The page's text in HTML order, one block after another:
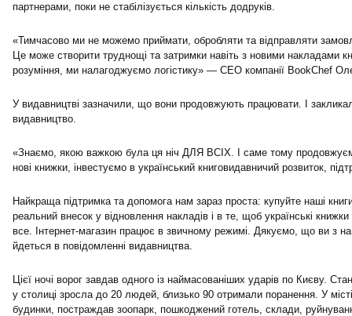
партнерами, поки не стабілізується кількість додруків.
«Тимчасово ми не можемо приймати, обробляти та відправляти
Це може створити труднощі та затримки навіть з новими накладами
розуміння, ми налагоджуємо логістику» — CEO компанії BookChef
У видавництві зазначили, що вони продовжують працювати. І
видавництво.
«Знаємо, якою важкою була ця ніч ДЛЯ ВСІХ. І саме тому
нові книжки, інвестуємо в український книговидавничий розвиток,
Найкраща підтримка та допомога нам зараз проста: купуйте наші
реальний внесок у відновлення накладів і в те, щоб українські
все. Інтернет-магазин працює в звичному режимі. Дякуємо, що ви з
йдеться в повідомленні видавництва.
Цієї ночі ворог завдав одного із наймасованіших ударів по Києву.
у столиці зросла до 20 людей, близько 90 отримали поранення. У
будинки, постраждав зоопарк, пошкоджений готель, склади,